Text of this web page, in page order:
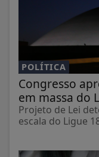
POLÍTICA
Congresso
em massa do
Projeto de Lei
escala do Ligue